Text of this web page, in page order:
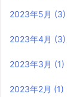
2023年5月 (3)
2023年4月 (3)
2023年3月 (1)
2023年2月 (1)